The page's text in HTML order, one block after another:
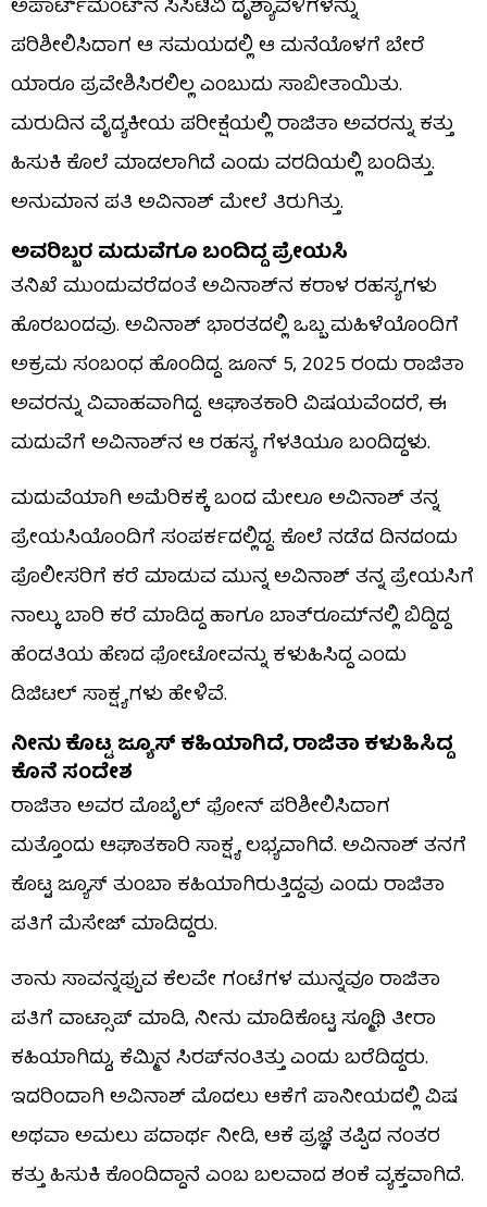
ಅಪಾರ್ಟ್‌ಮೆಂಟ್‌ನ ಸಿಸಿಟಿವಿ ದೃಶ್ಯಾವಳಿಗಳನ್ನು
ಪರಿಶೀಲಿಸಿದಾಗ ಆ ಸಮಯದಲ್ಲಿ ಆ ಮನೆಯೊಳಗೆ ಬೇರೆ
ಯಾರೂ ಪ್ರವೇಶಿಸಿರಲಿಲ್ಲ ಎಂಬುದು ಸಾಬೀತಾಯಿತು.
ಮರುದಿನ ವೈದ್ಯಕೀಯ ಪರೀಕ್ಷೆಯಲ್ಲಿ ರಾಜಿತಾ ಅವರನ್ನು ಕತ್ತು
ಹಿಸುಕಿ ಕೊಲೆ ಮಾಡಲಾಗಿದೆ ಎಂದು ವರದಿಯಲ್ಲಿ ಬಂದಿತ್ತು.
ಅನುಮಾನ ಪತಿ ಅವಿನಾಶ್ ಮೇಲೆ ತಿರುಗಿತ್ತು.
ಅವರಿಬ್ಬರ ಮದುವೆಗೂ ಬಂದಿದ್ದ ಪ್ರೇಯಸಿ
ತನಿಖೆ ಮುಂದುವರೆದಂತೆ ಅವಿನಾಶ್‌ನ ಕರಾಳ ರಹಸ್ಯಗಳು
ಹೊರಬಂದವು. ಅವಿನಾಶ್ ಭಾರತದಲ್ಲಿ ಒಬ್ಬ ಮಹಿಳೆಯೊಂದಿಗೆ
ಅಕ್ರಮ ಸಂಬಂಧ ಹೊಂದಿದ್ದ. ಜೂನ್ 5, 2025 ರಂದು ರಾಜಿತಾ
ಅವರನ್ನು ವಿವಾಹವಾಗಿದ್ದ. ಆಘಾತಕಾರಿ ವಿಷಯವೆಂದರೆ, ಈ
ಮದುವೆಗೆ ಅವಿನಾಶ್‌ನ ಆ ರಹಸ್ಯ ಗೆಳತಿಯೂ ಬಂದಿದ್ದಳು.
ಮದುವೆಯಾಗಿ ಅಮೆರಿಕಕ್ಕೆ ಬಂದ ಮೇಲೂ ಅವಿನಾಶ್ ತನ್ನ
ಪ್ರೇಯಸಿಯೊಂದಿಗೆ ಸಂಪರ್ಕದಲ್ಲಿದ್ದ. ಕೊಲೆ ನಡೆದ ದಿನದಂದು
ಪೊಲೀಸರಿಗೆ ಕರೆ ಮಾಡುವ ಮುನ್ನ ಅವಿನಾಶ್ ತನ್ನ ಪ್ರೇಯಸಿಗೆ
ನಾಲ್ಕು ಬಾರಿ ಕರೆ ಮಾಡಿದ್ದ ಹಾಗೂ ಬಾತ್‌ರೂಮ್‌ನಲ್ಲಿ ಬಿದ್ದಿದ್ದ
ಹೆಂಡತಿಯ ಹೆಣದ ಫೋಟೋವನ್ನು ಕಳುಹಿಸಿದ್ದ ಎಂದು
ಡಿಜಿಟಲ್ ಸಾಕ್ಷ್ಯಗಳು ಹೇಳಿವೆ.
ನೀನು ಕೊಟ್ಟ ಜ್ಯೂಸ್ ಕಹಿಯಾಗಿದೆ, ರಾಜಿತಾ ಕಳುಹಿಸಿದ್ದ
ಕೊನೆ ಸಂದೇಶ
ರಾಜಿತಾ ಅವರ ಮೊಬೈಲ್ ಫೋನ್ ಪರಿಶೀಲಿಸಿದಾಗ
ಮತ್ತೊಂದು ಆಘಾತಕಾರಿ ಸಾಕ್ಷ್ಯ ಲಭ್ಯವಾಗಿದೆ. ಅವಿನಾಶ್ ತನಗೆ
ಕೊಟ್ಟ ಜ್ಯೂಸ್ ತುಂಬಾ ಕಹಿಯಾಗಿರುತ್ತಿದ್ದವು ಎಂದು ರಾಜಿತಾ
ಪತಿಗೆ ಮೆಸೇಜ್ ಮಾಡಿದ್ದರು.
ತಾನು ಸಾವನ್ನಪ್ಪುವ ಕೆಲವೇ ಗಂಟೆಗಳ ಮುನ್ನವೂ ರಾಜಿತಾ
ಪತಿಗೆ ವಾಟ್ಸಾಪ್ ಮಾಡಿ, ನೀನು ಮಾಡಿಕೊಟ್ಟ ಸ್ಮೂಥಿ ತೀರಾ
ಕಹಿಯಾಗಿದ್ದು, ಕೆಮ್ಮಿನ ಸಿರಪ್​ನಂತಿತ್ತು ಎಂದು ಬರೆದಿದ್ದರು.
ಇದರಿಂದಾಗಿ ಅವಿನಾಶ್ ಮೊದಲು ಆಕೆಗೆ ಪಾನೀಯದಲ್ಲಿ ವಿಷ
ಅಥವಾ ಅಮಲು ಪದಾರ್ಥ ನೀಡಿ, ಆಕೆ ಪ್ರಜ್ಞೆ ತಪ್ಪಿದ ನಂತರ
ಕತ್ತು ಹಿಸುಕಿ ಕೊಂದಿದ್ದಾನೆ ಎಂಬ ಬಲವಾದ ಶಂಕೆ ವ್ಯಕ್ತವಾಗಿದೆ.